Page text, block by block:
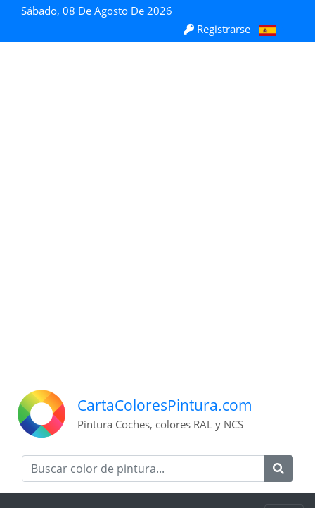
Sábado, 08 De Agosto De 2026
Registrarse
CartaColoresPintura.com
Pintura Coches, colores RAL y NCS